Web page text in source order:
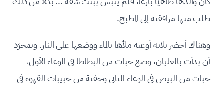
طلب منها مرافقته إلى المطبخ.
وهناك أحضر ثلاثة أوعية ملأها بالماء ووضعها على النار. وبمجرّد
أن بدأت بالغليان، وضع حبات من البطاطا في الوعاء الأول،
حبات من البيض في الوعاء الثاني وحفنة من حبيبات القهوة في